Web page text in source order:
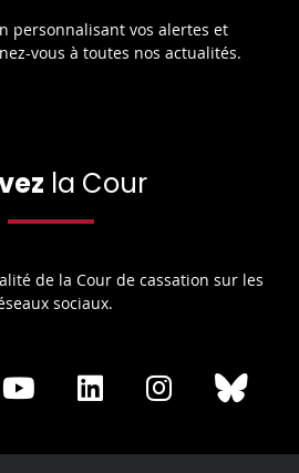
personnalisant vos alertes et
vous à toutes nos actualités.
la Cour
de la Cour de cassation sur les
sociaux.
Share
Youtube
Share
LinkedIn
Share
Instagram